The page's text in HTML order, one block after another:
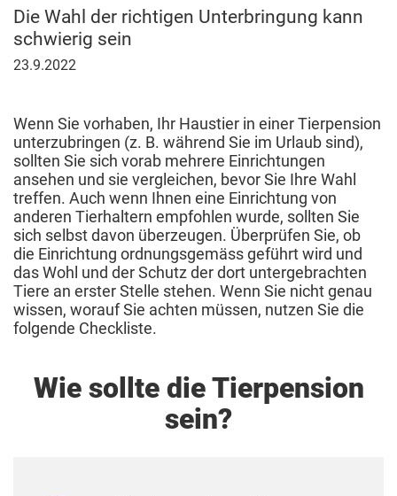
Die Wahl der richtigen Unterbringung kann
schwierig sein
23.
23.9.2022
Wenn Sie vorhaben, Ihr Haustier in einer Tierpension
unterzubringen (z. B. während Sie im Urlaub sind),
sollten Sie sich vorab mehrere Einrichtungen
ansehen und sie vergleichen, bevor Sie Ihre Wahl
treffen. Auch wenn Ihnen eine Einrichtung von
anderen Tierhaltern empfohlen wurde, sollten Sie
sich selbst davon überzeugen. Überprüfen Sie, ob
die Einrichtung ordnungsgemäss geführt wird und
das Wohl und der Schutz der dort untergebrachten
Tiere an erster Stelle stehen. Wenn Sie nicht genau
wissen, worauf Sie achten müssen, nutzen Sie die
folgende Checkliste.
Wie sollte die Tierpension
sein?
Patenschaft